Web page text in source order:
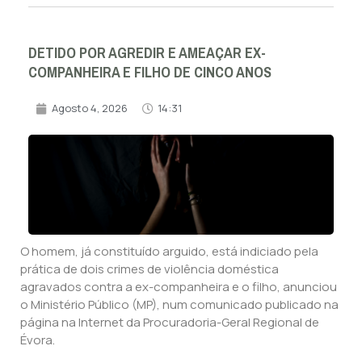
DETIDO POR AGREDIR E AMEAÇAR EX-
COMPANHEIRA E FILHO DE CINCO ANOS
Agosto 4, 2026 14:31
O homem, já constituído arguido, está indiciado pela
prática de dois crimes de violência doméstica
agravados contra a ex-companheira e o filho, anunciou
o Ministério Público (MP), num comunicado publicado na
página na Internet da Procuradoria-Geral Regional de
Évora.